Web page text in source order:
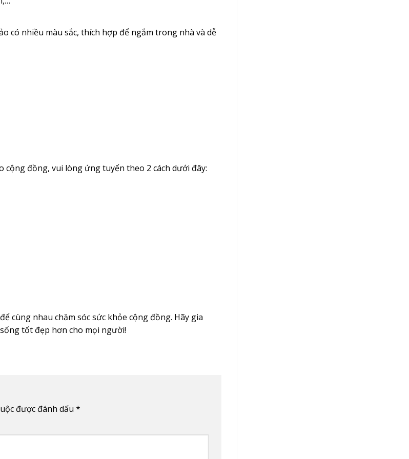
có nhiều màu sắc, thích hợp để ngắm trong nhà và dễ
đồng, vui lòng ứng tuyển theo 2 cách dưới đây:
cùng nhau chăm sóc sức khỏe cộng đồng. Hãy gia
tốt đẹp hơn cho mọi người!
được đánh dấu *